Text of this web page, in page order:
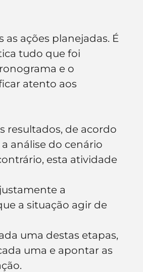
ações planejadas. É
tudo que foi
e o
atento aos
resultados, de acordo
análise do cenário
esta atividade
a
a situação agir de
uma destas etapas,
uma e apontar as